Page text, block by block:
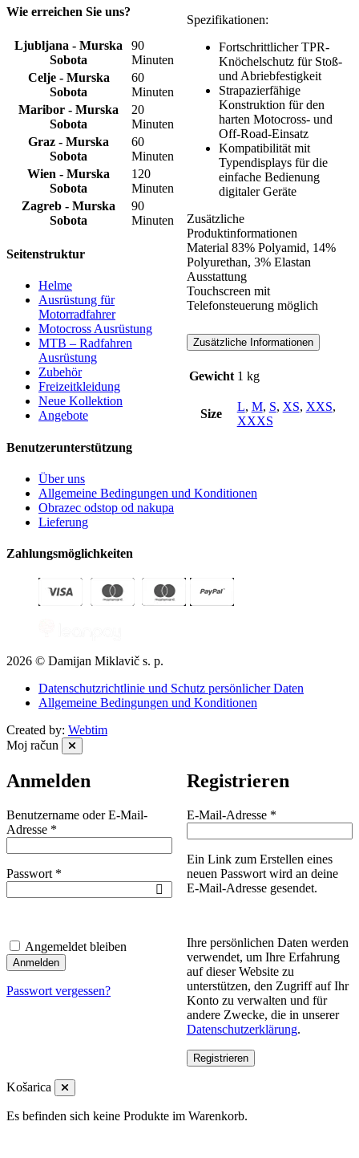
Spezifikationen:
Fortschrittlicher TPR-
Knöchelschutz für Stoß-
und Abriebfestigkeit
Strapazierfähige
Konstruktion für den
harten Motocross- und
Off-Road-Einsatz
Kompatibilität mit
Typendisplays für die
einfache Bedienung
digitaler Geräte
Zusätzliche
Produktinformationen
Material 83% Polyamid, 14%
Polyurethan, 3% Elastan
Ausstattung
Touchscreen mit
Telefonsteuerung möglich
Zusätzliche Informationen
Gewicht 1 kg
Size
L, M, S, XS, XXS,
XXXS
Wie erreichen Sie uns?
Ljubljana - Murska
Sobota
90
Minuten
Celje - Murska
Sobota
60
Minuten
Maribor - Murska
Sobota
20
Minuten
Graz - Murska
Sobota
60
Minuten
Wien - Murska
Sobota
120
Minuten
Zagreb - Murska
Sobota
90
Minuten
Seitenstruktur
Helme
Ausrüstung für
Motorradfahrer
Motocross Ausrüstung
MTB – Radfahren
Ausrüstung
Zubehör
Freizeitkleidung
Neue Kollektion
Angebote
Benutzerunterstützung
Über uns
Allgemeine Bedingungen und Konditionen
Obrazec odstop od nakupa
Lieferung
Zahlungsmöglichkeiten
2026 © Damijan Miklavič s. p.
Datenschutzrichtlinie und Schutz persönlicher Daten
Allgemeine Bedingungen und Konditionen
Created by: Webtim
Moj račun
Anmelden
Benutzername oder E-Mail-
Adresse *
Passwort *
Angemeldet bleiben
Anmelden
Passwort vergessen?
Registrieren
E-Mail-Adresse *Erforderlich
Ein Link zum Erstellen eines
neuen Passwort wird an deine
E-Mail-Adresse gesendet.
Ihre persönlichen Daten werden
verwendet, um Ihre Erfahrung
auf dieser Website zu
unterstützen, den Zugriff auf Ihr
Konto zu verwalten und für
andere Zwecke, die in unserer
Datenschutzerklärung.
Registrieren
Košarica
Es befinden sich keine Produkte im Warenkorb.